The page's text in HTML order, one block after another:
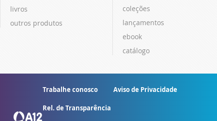
livros
outros produtos
coleções
lançamentos
ebook
catálogo
Trabalhe conosco Aviso de Privacidade
Rel. de Transparência